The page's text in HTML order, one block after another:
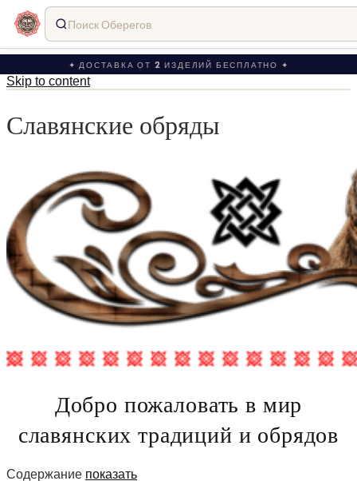
✦ ДОСТАВКА ОТ 2 ИЗДЕЛИЙ БЕСПЛАТНО ✦
Skip to content
Славянские обряды
Добро пожаловать в мир
славянских традиций и обрядов
Содержание показать
Поиск Оберегов